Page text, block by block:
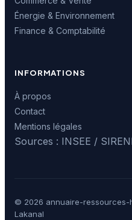
Énergie & Environnement
Finance & Comptabilité
INFORMATIONS
À propos
Contact
Mentions légales
Sources : INSEE /
© 2026 annuaire-ressources-
Lakanal